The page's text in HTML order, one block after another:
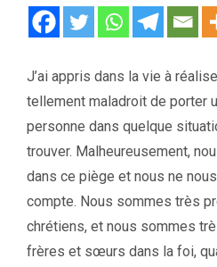
J’ai appris dans la vie à
tellement maladroit de porter
personne dans quelque
trouver. Malheureusement,
dans ce piège et nous ne
compte. Nous sommes très
chrétiens, et nous sommes
frères et sœurs dans la foi,